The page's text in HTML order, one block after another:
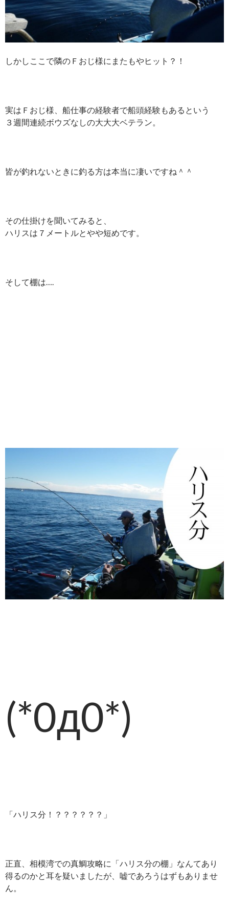
しかしここで隣のＦおじ様にまたもやヒット？！
実はＦおじ様、船仕事の経験者で船頭経験もあるという
３週間連続ボウズなしの大大大ベテラン。
皆が釣れないときに釣る方は本当に凄いですね＾＾
その仕掛けを聞いてみると、
ハリスは７メートルとやや短めです。
そして棚は….
(*0д0*)
「ハリス分！？？？？？？」
正直、相模湾での真鯛攻略に「ハリス分の棚」なんてあり
得るのかと耳を疑いましたが、嘘であろうはずもありませ
ん。